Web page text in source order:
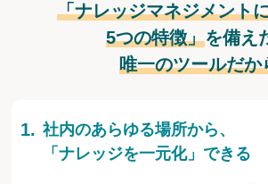
「ナレッジマネジメント
5つの特徴」を備え
唯一のツールだか
社内のあらゆる場所から、
「ナレッジを一元化」できる